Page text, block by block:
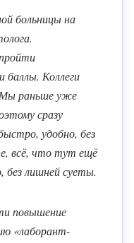
больницы на
Коллеги
раньше уже
сразу
удобно, без
всё, что тут ещё
без лишней суеты.
повышение
«лаборант-